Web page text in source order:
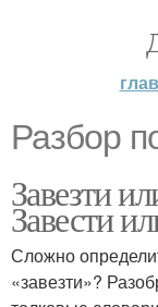
Разбор
Завезти
Завести
Сложно
«завезти»?